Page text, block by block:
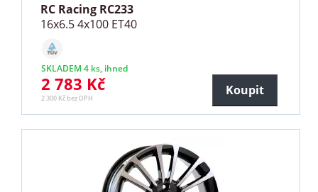
RC Racing RC233
16x6.5 4x100 ET40
SKLADEM 4 ks, ihned
2 783 Kč
2 300 Kč bez DPH
Koupit